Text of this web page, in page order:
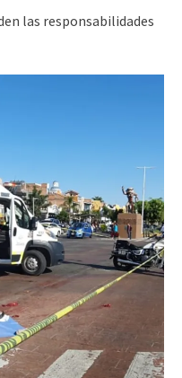
las responsabilidades